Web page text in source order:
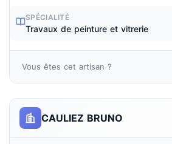
SPÉCIALITÉ
Travaux de peinture et vitrerie
Vous êtes cet artisan ?
CAULIEZ BRUNO